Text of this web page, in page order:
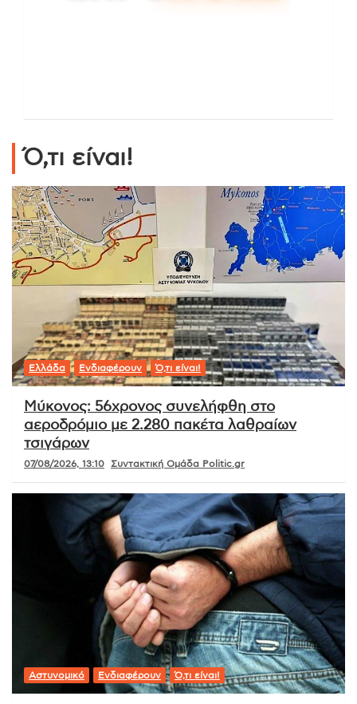
Ό,τι είναι!
Ελλάδα Ενδιαφέρουν Ό,τι είναι!
Μύκονος: 56χρονος συνελήφθη στο
αεροδρόμιο με 2.280 πακέτα λαθραίων
τσιγάρων
07/08/2026, 13:10 Συντακτική Ομάδα Politic.gr
Αστυνομικό Ενδιαφέρουν Ό,τι είναι!